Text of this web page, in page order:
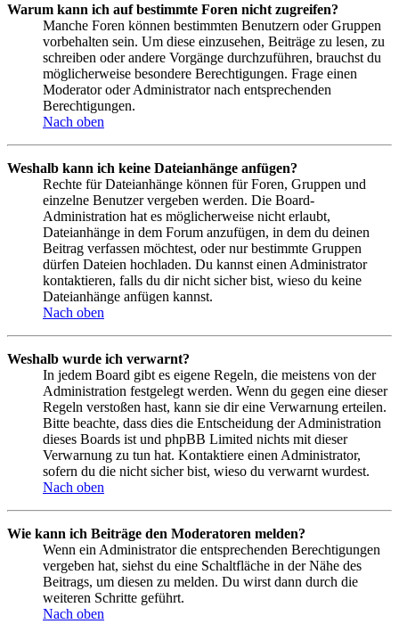
Warum kann ich auf bestimmte Foren nicht zugreifen?
Manche Foren können bestimmten Benutzern oder Gruppen
vorbehalten sein. Um diese einzusehen, Beiträge zu lesen, zu
schreiben oder andere Vorgänge durchzuführen, brauchst du
möglicherweise besondere Berechtigungen. Frage einen
Moderator oder Administrator nach entsprechenden
Berechtigungen.
Nach oben
Weshalb kann ich keine Dateianhänge anfügen?
Rechte für Dateianhänge können für Foren, Gruppen und
einzelne Benutzer vergeben werden. Die Board-
Administration hat es möglicherweise nicht erlaubt,
Dateianhänge in dem Forum anzufügen, in dem du deinen
Beitrag verfassen möchtest, oder nur bestimmte Gruppen
dürfen Dateien hochladen. Du kannst einen Administrator
kontaktieren, falls du dir nicht sicher bist, wieso du keine
Dateianhänge anfügen kannst.
Nach oben
Weshalb wurde ich verwarnt?
In jedem Board gibt es eigene Regeln, die meistens von der
Administration festgelegt werden. Wenn du gegen eine dieser
Regeln verstoßen hast, kann sie dir eine Verwarnung erteilen.
Bitte beachte, dass dies die Entscheidung der Administration
dieses Boards ist und phpBB Limited nichts mit dieser
Verwarnung zu tun hat. Kontaktiere einen Administrator,
sofern du die nicht sicher bist, wieso du verwarnt wurdest.
Nach oben
Wie kann ich Beiträge den Moderatoren melden?
Wenn ein Administrator die entsprechenden Berechtigungen
vergeben hat, siehst du eine Schaltfläche in der Nähe des
Beitrags, um diesen zu melden. Du wirst dann durch die
weiteren Schritte geführt.
Nach oben